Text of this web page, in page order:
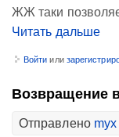
ЖЖ таки
Читать дальше
Войти или
Возвращение
Отправлено myx